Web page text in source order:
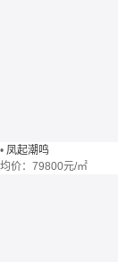
• 凤起潮鸣
均价： 79800元/㎡